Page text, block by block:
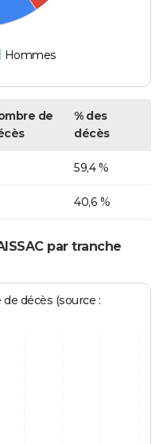
Hommes
de
% des
décès
59,4 %
40,6 %
par tranche
décès (source :